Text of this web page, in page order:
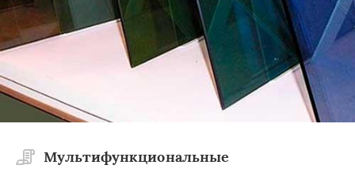
Мультифункциональные